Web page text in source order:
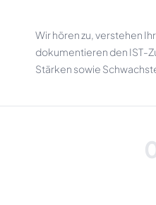
Wir hören zu, verstehen
dokumentieren den IST-
Stärken sowie